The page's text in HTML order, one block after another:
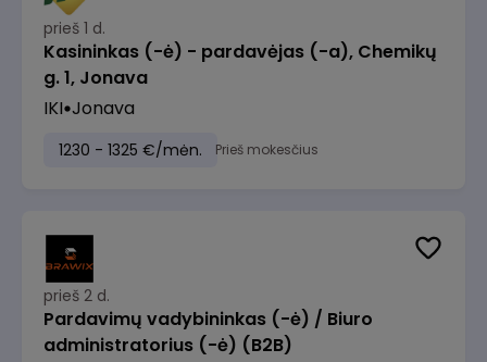
prieš 1 d.
Kasininkas (-ė) - pardavėjas (-a), Chemikų
g. 1, Jonava
IKI Jonava
1230 - 1325 €/mėn. Prieš mokesčius
prieš 2 d.
Pardavimų vadybininkas (-ė) / Biuro
administratorius (-ė) (B2B)